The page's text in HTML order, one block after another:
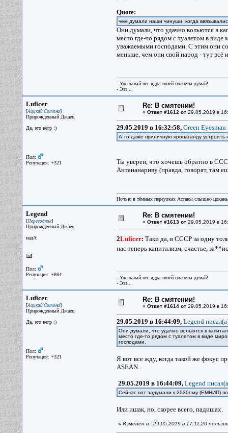
Quote:
чем думали наши чинуши, когда
Они думали, что удачно вольются в
место где-то рядом с туалетом в
уважаемыми господами. С этим они
меньше, чем они свой народ - тут всё и
- Удельный вес ядра твоей планеты думай!
- Эээ...
Luficer
[Аццкий Сотона]
Прирожденный Джаец
Да, это негр :)
Пол:
Репутация: +321
Re: В смятении!
« Ответ #1612 от29.05.2019 в
29.05.2019 в 16:32:58, Green Eyesman
А то даже приличную пропаганду устроить
Ты уверен, что хочешь обратно в
Антананариву (правда, говорят, там
Ночью в тёмных переулках Астаны слышно
Legend
[Переводчик]
Прирожденный Джаец
надА
Пол:
Репутация: +864
Re: В смятении!
« Ответ #1613 от29.05.2019 в
2Luficer: Таки да, в СССР за одну
нас теперь капитализм, счастье,
- Удельный вес ядра твоей планеты думай!
- Эээ...
Luficer
[Аццкий Сотона]
Прирожденный Джаец
Да, это негр :)
Пол:
Репутация: +321
Re: В смятении!
« Ответ #1614 от29.05.2019 в
29.05.2019 в 16:44:09, Legend
Они думали, что удачно вольются в
место где-то рядом с туалетом в виде
господами.
Я вот все жду, когда такой же фокус
ASEAN.
29.05.2019 в 16:44:09, Legend
Сейчас вот задумали к 2030ому (ЕМНИП)
Или ишак, но, скорее всего, падишах.
« Изменён в : 29.05.2019 в 17:11:20